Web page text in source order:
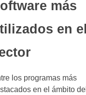
más
en el
los programas más
en el ámbito del